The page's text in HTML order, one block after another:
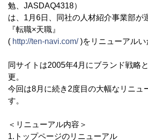
勉、JASDAQ4318）
は、1月6日、同社の人材紹介事業部が
『転職×天職』
( http://ten-navi.com/)をリニューアルい
同サイトは2005年4月にブランド戦略
更。
今回は8月に続き2度目の大幅なリニュ
す。
＜リニューアル内容＞
1.トップページのリニューアル